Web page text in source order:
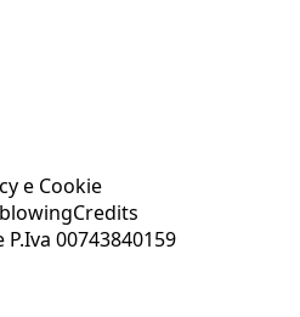
e Cookie
Credits
00743840159